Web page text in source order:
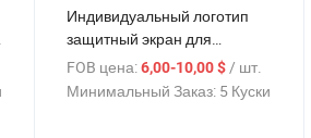
Индивидуальный логотип
защитный экран для
фендера, аксессуар для
кемперов, компонент для
FOB цена: 6,00-10,00 $/ шт.
Минимальный Заказ: 5 Куски